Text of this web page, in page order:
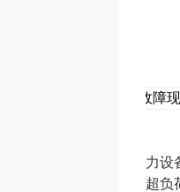
故障
动力设
超负